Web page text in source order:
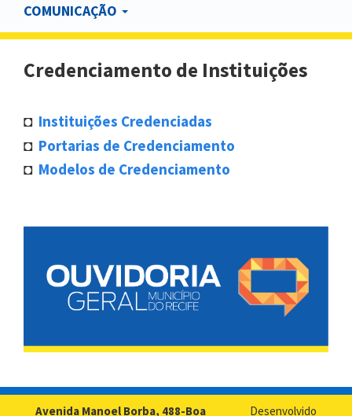
COMUNICAÇÃO
Credenciamento de Instituições
◘ Instituições Credenciadas
◘ Portarias de Credenciamento
◘ Modelos de Credenciamento
Avenida Manoel Borba, 488-Boa
Desenvolvido